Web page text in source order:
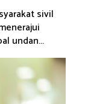
sivil
undan...